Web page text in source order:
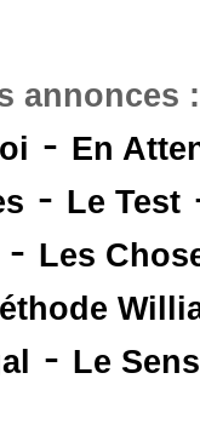
annonces
- En
- Le Test
- Les
- Le